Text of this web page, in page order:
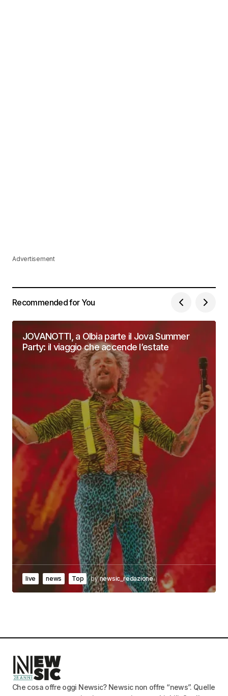
Advertisement
Recommended for You
JOVANOTTI, a Olbia parte il Jova Summer
Party: il viaggio che accende l’estate
live news Top bynewsic_redazione
Che cosa offre oggi Newsic? Newsic non offre “news”. Quelle